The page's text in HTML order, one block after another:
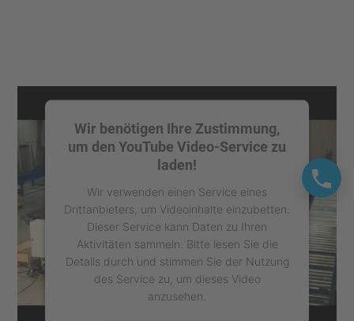
Wir benötigen Ihre Zustimmung,
um den YouTube Video-Service zu
laden!
Wir verwenden einen Service eines
Drittanbieters, um Videoinhalte einzubetten.
Dieser Service kann Daten zu Ihren
Aktivitäten sammeln. Bitte lesen Sie die
Details durch und stimmen Sie der Nutzung
des Service zu, um dieses Video
anzusehen.